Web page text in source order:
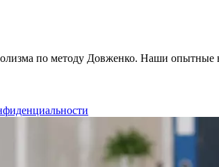
по методу Довженко. Наши